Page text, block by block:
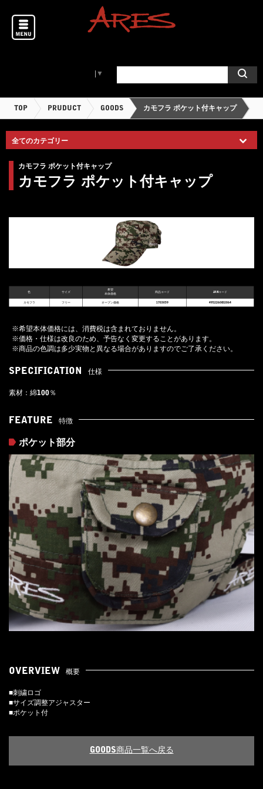
▼
TOP PRUDUCT GOODS カモフラ ポケット付キャップ
カモフラ ポケット付キャップ
カモフラ ポケット付キャップ
色 サイズ
希望
本体価格
商品コード JANコード
カモフラ フリー オープン価格 1703059 4952260002064
※希望本体価格には、消費税は含まれておりません。
※価格・仕様は改良のため、予告なく変更することがあります。
※商品の色調は多少実物と異なる場合がありますのでご了承ください。
SPECIFICATION 仕様
素材：綿100％
FEATURE 特徴
ポケット部分
OVERVIEW 概要
■刺繍ロゴ
■サイズ調整アジャスター
■ポケット付
GOODS商品一覧へ戻る